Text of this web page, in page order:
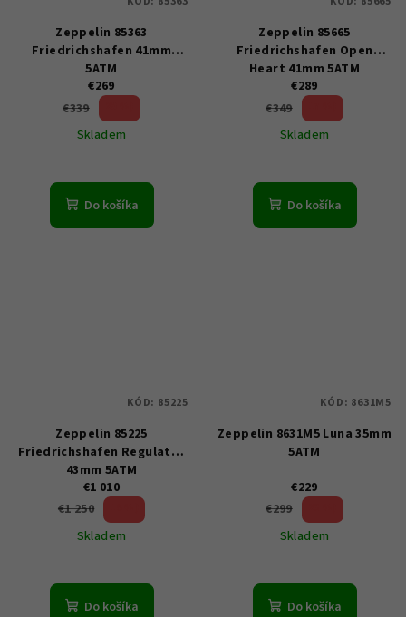
Zeppelin 85363
Friedrichshafen 41mm
5ATM
€269
€339
Skladem
Do košíka
Zeppelin 85665
Friedrichshafen Open
Heart 41mm 5ATM
€289
€349
Skladem
Do košíka
Zeppelin 85225
Friedrichshafen Regulator
43mm 5ATM
€1 010
€1 250
Skladem
Do košíka
KÓD: 85225
Zeppelin 8631M5 Luna 35mm
5ATM
€229
€299
Skladem
Do košíka
KÓD: 8631M5